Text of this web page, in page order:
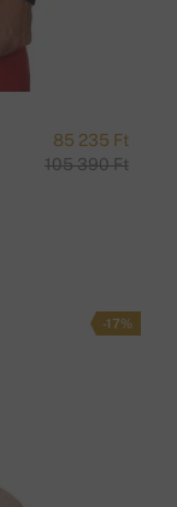
85 235 Ft
105 390 Ft
-17%